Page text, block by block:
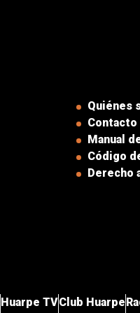
Quiénes
Contacto
Manual
Código
Derecho
Huarpe TVClub Huarpe